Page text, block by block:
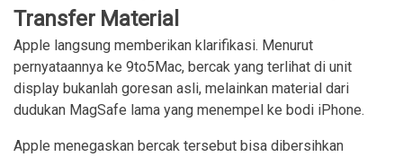
Transfer Material
Apple langsung memberikan klarifikasi. Menurut
pernyataannya ke 9to5Mac, bercak yang terlihat di unit
display bukanlah goresan asli, melainkan material dari
dudukan MagSafe lama yang menempel ke bodi iPhone.
Apple menegaskan bercak tersebut bisa dibersihkan